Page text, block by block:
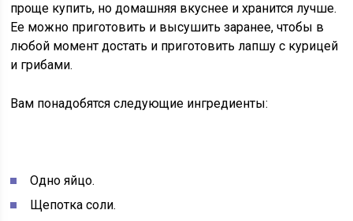
проще купить, но домашняя вкуснее и хранится лучше.
Ее можно приготовить и высушить заранее, чтобы в
любой момент достать и приготовить лапшу с курицей
и грибами.
Вам понадобятся следующие ингредиенты:
Одно яйцо.
Щепотка соли.